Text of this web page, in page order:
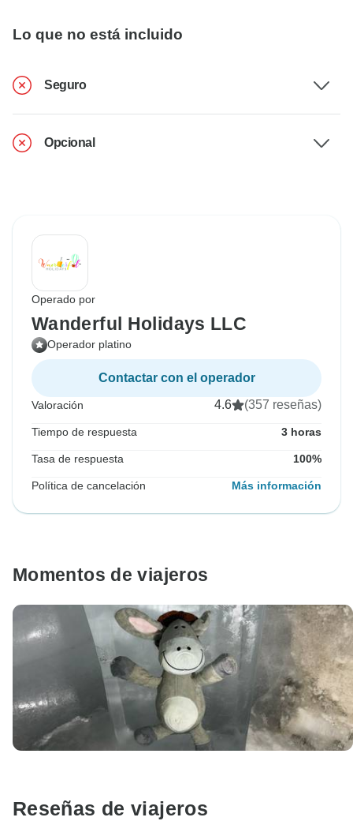
Lo que no está incluido
Seguro
Opcional
Operado por
Wanderful Holidays LLC
Operador platino
Contactar con el operador
Valoración 4.6 (357 reseñas)
Tiempo de respuesta 3 horas
Tasa de respuesta 100%
Política de cancelación Más información
Momentos de viajeros
Reseñas de viajeros